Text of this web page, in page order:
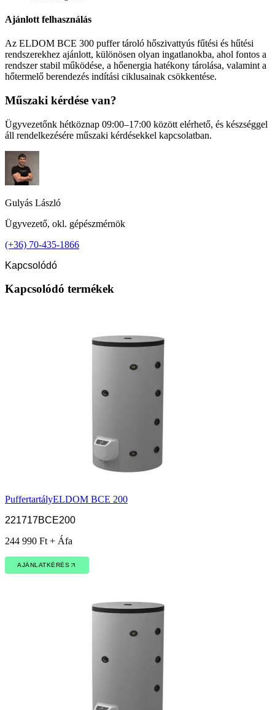
Ajánlott felhasználás
Az ELDOM BCE 300 puffer tároló hőszivattyús fűtési és hűtési
rendszerekhez ajánlott, különösen olyan ingatlanokba, ahol fontos a
rendszer stabil működése, a hőenergia hatékony tárolása, valamint a
hőtermelő berendezés indítási ciklusainak csökkentése.
Műszaki kérdése van?
Ügyvezetőnk hétköznap 09:00–17:00 között elérhető, és készséggel
áll rendelkezésére műszaki kérdésekkel kapcsolatban.
Gulyás László
Ügyvezető, okl. gépészmérnök
(+36) 70-435-1866
Kapcsolódó
Kapcsolódó termékek
PuffertartályELDOM BCE 200
221717BCE200
244 990 Ft + Áfa
AJÁNLATKÉRÉS